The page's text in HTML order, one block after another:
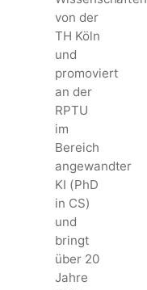
von der
TH Köln
und
promoviert
an der
RPTU
im
Bereich
angewandter
KI (PhD
in CS)
und
bringt
über 20
Jahre